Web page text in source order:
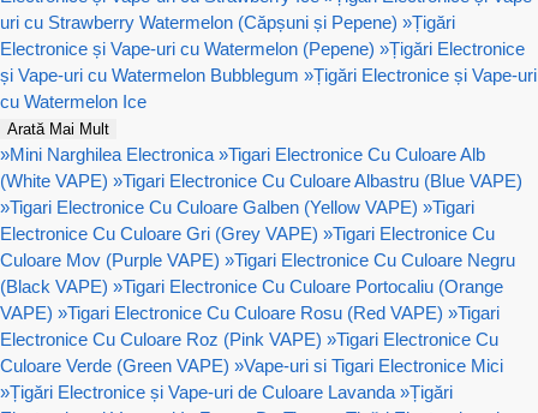
uri cu Strawberry Watermelon (Căpșuni și Pepene) »Țigări
Electronice și Vape-uri cu Watermelon (Pepene) »Țigări Electronice
și Vape-uri cu Watermelon Bubblegum »Țigări Electronice și Vape-uri
cu Watermelon Ice
Arată Mai Mult
»Mini Narghilea Electronica »Tigari Electronice Cu Culoare Alb
(White VAPE) »Tigari Electronice Cu Culoare Albastru (Blue VAPE)
»Tigari Electronice Cu Culoare Galben (Yellow VAPE) »Tigari
Electronice Cu Culoare Gri (Grey VAPE) »Tigari Electronice Cu
Culoare Mov (Purple VAPE) »Tigari Electronice Cu Culoare Negru
(Black VAPE) »Tigari Electronice Cu Culoare Portocaliu (Orange
VAPE) »Tigari Electronice Cu Culoare Rosu (Red VAPE) »Tigari
Electronice Cu Culoare Roz (Pink VAPE) »Tigari Electronice Cu
Culoare Verde (Green VAPE) »Vape-uri si Tigari Electronice Mici
»Țigări Electronice și Vape-uri de Culoare Lavanda »Țigări